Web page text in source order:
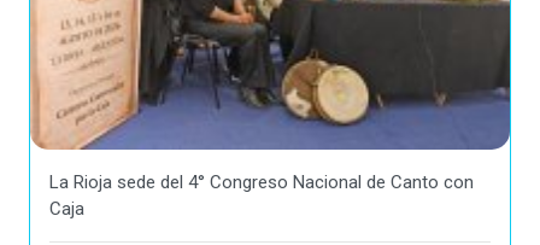
La Rioja sede del 4° Congreso Nacional de Canto con
Caja